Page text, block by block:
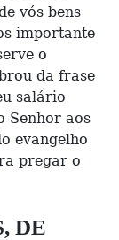
vós bens
importante
o
da frase
salário
Senhor aos
evangelho
pregar o
DE